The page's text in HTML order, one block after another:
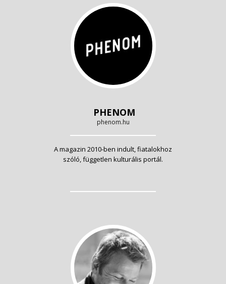
PHENOM
phenom.hu
A magazin 2010-ben indult, fiatalokhoz
szóló, független kulturális portál.